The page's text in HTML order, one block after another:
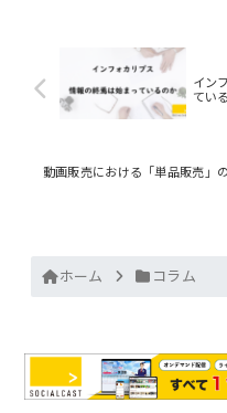
イン
てい
動画販売における「単品販売」
ホーム コラム